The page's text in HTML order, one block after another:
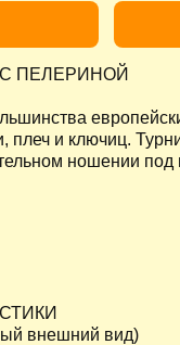
ПЕЛЕРИНОЙ
и ключиц.
ношении
внешний вид)